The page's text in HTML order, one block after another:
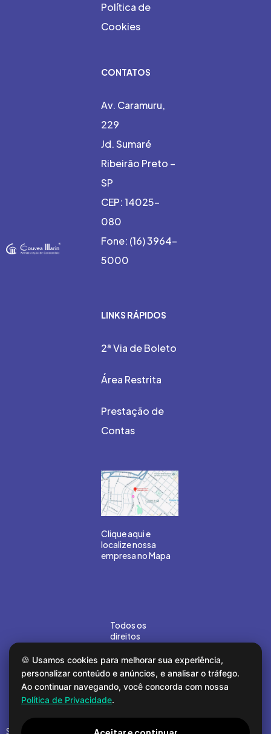
Segunda a sexta
Política de
Cookies
CONTATOS
Av. Caramuru,
229
Jd. Sumaré
Ribeirão Preto –
SP
CEP: 14025-
080
Fone: (16) 3964-
5000
LINKS RÁPIDOS
2ª Via de Boleto
Área Restrita
Prestação de
Contas
Clique aqui e
localize nossa
empresa no Mapa
🍪 Usamos cookies para melhorar sua experiência,
personalizar conteúdo e anúncios, e analisar o tráfego.
Ao continuar navegando, você concorda com nossa
Política de Privacidade.
Todos os
direitos
©Gouvea
Marin 2026.
Desenvolvido
porCOMPOR